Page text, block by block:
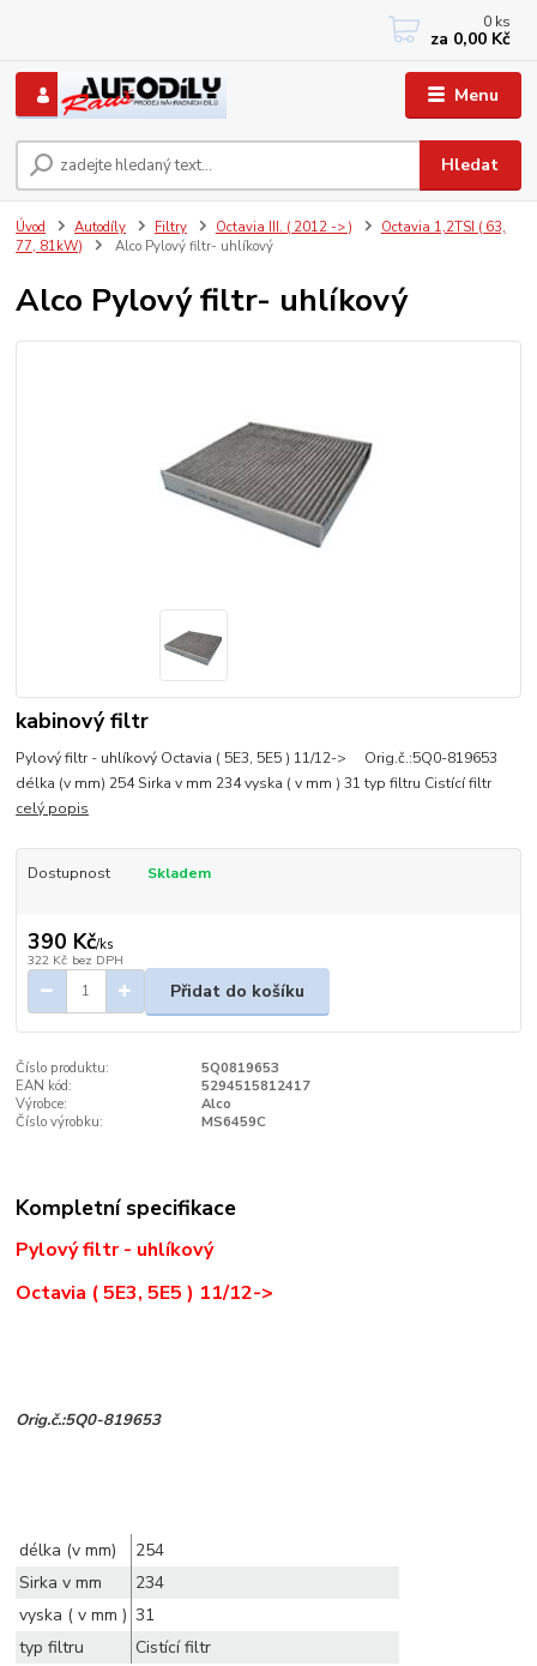
Menu
Hledat
+420 733767377
PO-PÁ: 8 - 12, 13 - 17
0 ks
za 0,00 Kč
Úvod Autodíly Filtry Octavia III. ( 2012 -> )
Octavia 1,2TSI ( 63,
77, 81kW)
Alco Pylový filtr- uhlíkový
Alco Pylový filtr- uhlíkový
kabinový filtr
Pylový filtr - uhlíkový Octavia ( 5E3, 5E5 ) 11/12-> Orig.č.:5Q0-819653
délka (v mm) 254 Sirka v mm 234 vyska ( v mm ) 31 typ filtru Cistící filtr
celý popis
Dostupnost Skladem
390 Kč/ks
322 Kč bez DPH
Přidat do košíku
Číslo produktu:
5Q0819653
EAN kód:
5294515812417
Výrobce:
Alco
Číslo výrobku:
MS6459C
Kompletní specifikace
Pylový filtr - uhlíkový
Octavia ( 5E3, 5E5 ) 11/12->
Orig.č.:5Q0-819653
délka (v mm)
254
Sirka v mm
234
vyska ( v mm ) 31
typ filtru
Cistící filtr